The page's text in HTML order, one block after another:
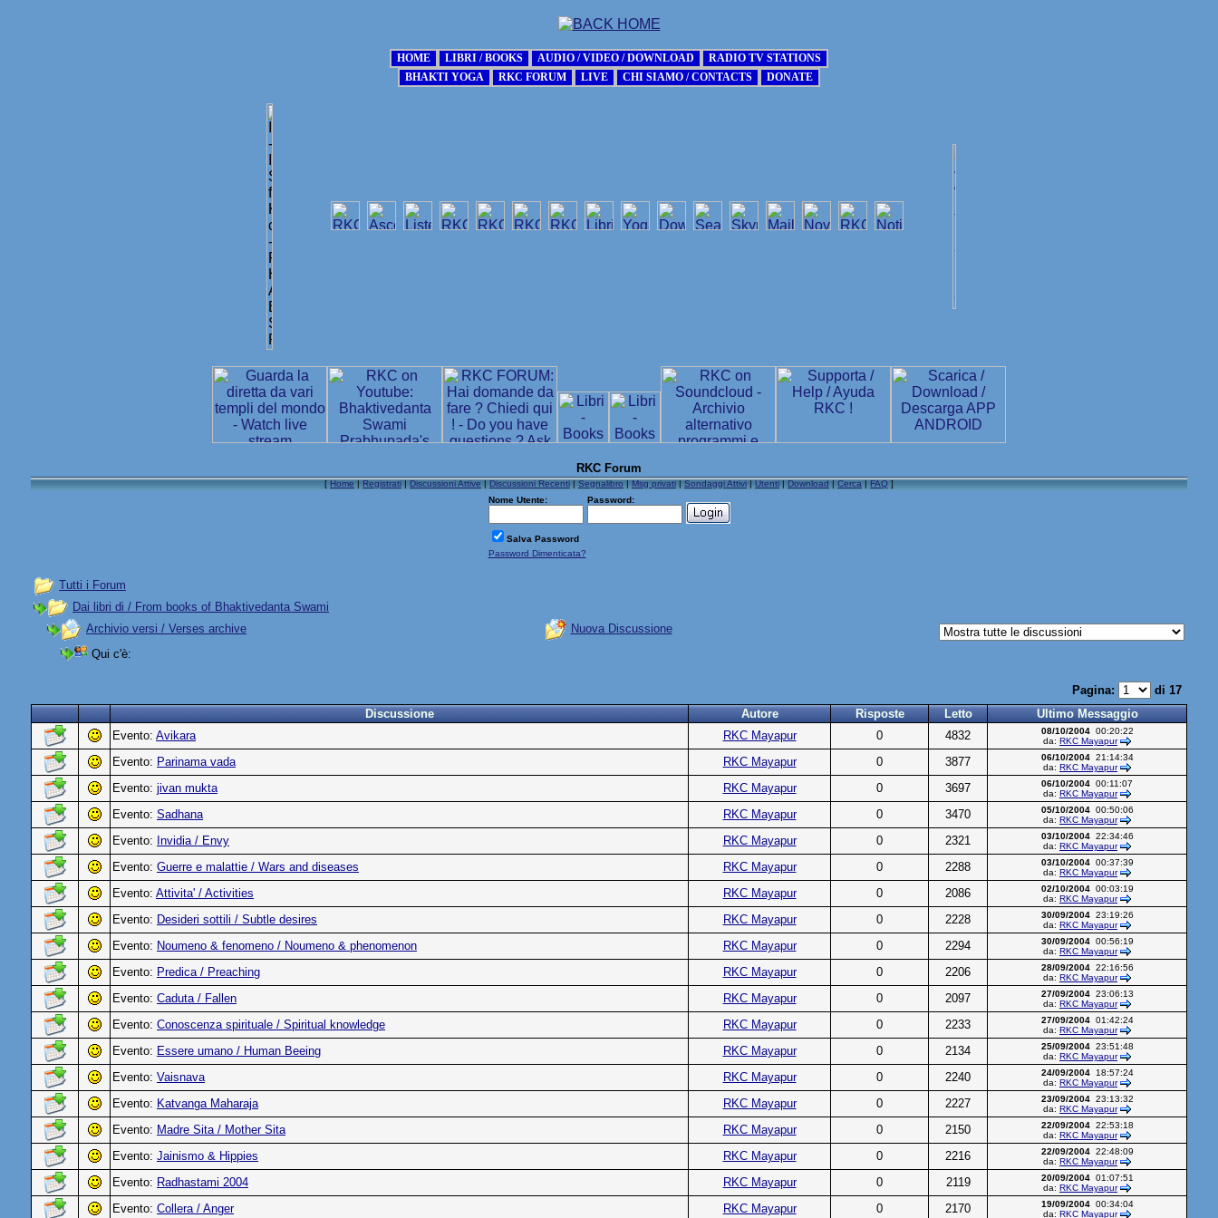
RKC Forum
[Home|Registrati|Discussioni Attive|Discussioni Recenti|Segnalibro|Msg privati|Sondaggi Attivi|Utenti|Download|Cerca|FAQ]
Nome Utente:
Password:
Salva Password
Password Dimenticata?
Tutti i Forum
Dai libri di / From books of Bhaktivedanta Swami
Archivio versi / Verses archive
Nuova Discussione
Qui c'è:
Pagina:
di 17
Discussione
Autore Risposte Letto
Ultimo Messaggio
Evento: Avikara RKC Mayapur 0 4832 08/10/200400:20:22
da: RKC Mayapur
Evento: Parinama vada RKC Mayapur 0 3877 06/10/200421:14:34
da: RKC Mayapur
Evento: jivan mukta RKC Mayapur 0 3697 06/10/2004 00:11:07
da: RKC Mayapur
Evento: Sadhana RKC Mayapur 0 3470 05/10/200400:50:06
da: RKC Mayapur
Evento: Invidia / Envy RKC Mayapur 0 2321 03/10/200422:34:46
da: RKC Mayapur
Evento: Guerre e malattie / Wars and diseases RKC Mayapur 0 2288 03/10/200400:37:39
da: RKC Mayapur
Evento: Attivita' / Activities RKC Mayapur 0 2086 02/10/200400:03:19
da: RKC Mayapur
Evento: Desideri sottili / Subtle desires RKC Mayapur 0 2228 30/09/200423:19:26
da: RKC Mayapur
Evento: Noumeno & fenomeno / Noumeno & phenomenon RKC Mayapur 0 2294 30/09/200400:56:19
da: RKC Mayapur
Evento: Predica / Preaching RKC Mayapur 0 2206 28/09/200422:16:56
da: RKC Mayapur
Evento: Caduta / Fallen RKC Mayapur 0 2097 27/09/200423:06:13
da: RKC Mayapur
Evento: Conoscenza spirituale / Spiritual knowledge RKC Mayapur 0 2233 27/09/200401:42:24
da: RKC Mayapur
Evento: Essere umano / Human Beeing RKC Mayapur 0 2134 25/09/200423:51:48
da: RKC Mayapur
Evento: Vaisnava RKC Mayapur 0 2240 24/09/200418:57:24
da: RKC Mayapur
Evento: Katvanga Maharaja RKC Mayapur 0 2227 23/09/200423:13:32
da: RKC Mayapur
Evento: Madre Sita / Mother Sita RKC Mayapur 0 2150 22/09/200422:53:18
da: RKC Mayapur
Evento: Jainismo & Hippies RKC Mayapur 0 2216 22/09/200422:48:09
da: RKC Mayapur
Evento: Radhastami 2004 RKC Mayapur 0 2119 20/09/200401:07:51
da: RKC Mayapur
Evento: Collera / Anger RKC Mayapur 0 2170 19/09/200400:34:04
da: RKC Mayapur